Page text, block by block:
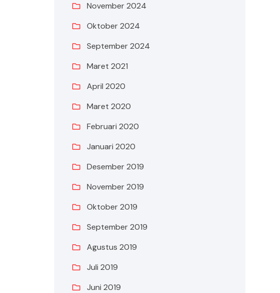
November 2024
Oktober 2024
September 2024
Maret 2021
April 2020
Maret 2020
Februari 2020
Januari 2020
Desember 2019
November 2019
Oktober 2019
September 2019
Agustus 2019
Juli 2019
Juni 2019